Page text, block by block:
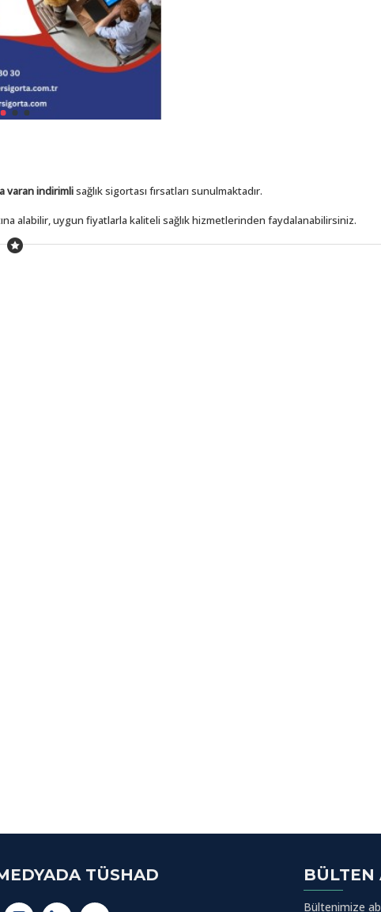
varan indirimlisağlık sigortası fırsatları sunulmaktadır.
alabilir, uygun fiyatlarla kaliteli sağlık hizmetlerinden faydalanabilirsiniz.
TÜSHAD BÜLTEN
Bültenimize